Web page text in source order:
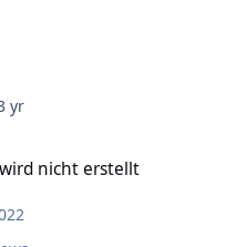
yr
nicht erstellt